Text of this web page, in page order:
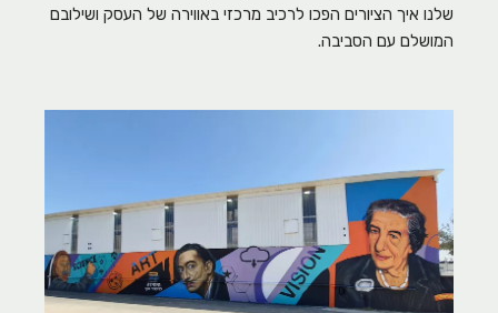
שלנו איך הציורים הפכו לרכיב מרכזי באווירה של העסק ושילובם
המושלם עם הסביבה.